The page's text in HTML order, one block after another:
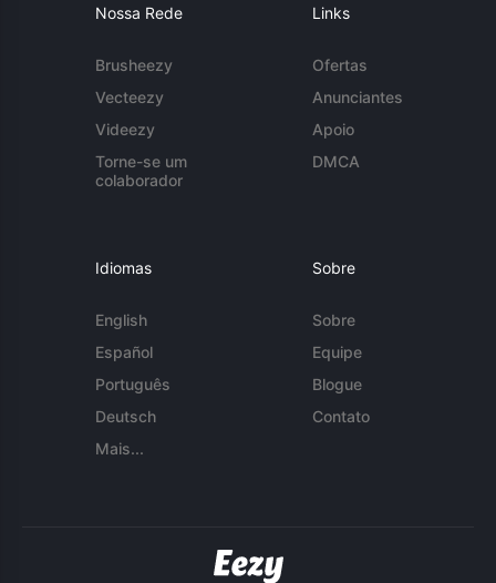
Nossa Rede
Brusheezy
Vecteezy
Videezy
Torne-se um
colaborador
Links
Ofertas
Anunciantes
Apoio
DMCA
Idiomas
English
Español
Português
Deutsch
Mais...
Sobre
Sobre
Equipe
Blogue
Contato